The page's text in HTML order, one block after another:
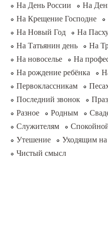
На День России
На
На Крещение Господне
На Новый Год
На
На Татьянин день
На
На новоселье
На
На рождение ребёнка
Первоклассникам
Последний звонок
Разное
Родным
Служителям
Утешение
Уходящим
Чистый смысл